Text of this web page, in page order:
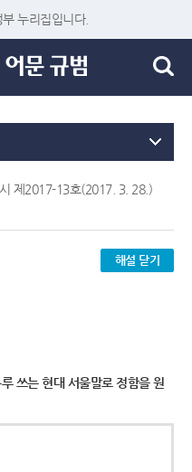
누리집입니다.
제2017-13호(2017. 3. 28.)
해설 닫기
쓰는 현대 서울말로 정함을 원